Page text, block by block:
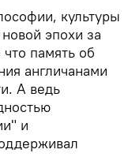
культуры
эпохи за
память об
англичанами
А ведь
и